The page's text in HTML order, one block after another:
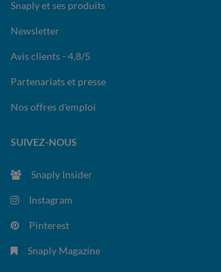
Snaply et ses produits
Newsletter
Avis clients - 4,8/5
Partenariats et presse
Nos offres d'emploi
SUIVEZ-NOUS
Snaply Insider
Instagram
Pinterest
Snaply Magazine